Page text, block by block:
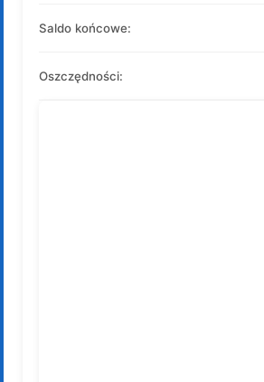
Saldo końcowe:
Oszczędności: